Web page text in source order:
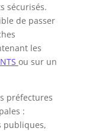
sécurisés.
de passer
les
ou sur un
préfectures
:
publiques,